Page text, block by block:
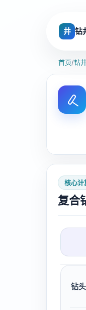
井 钻
首页/钻
核心计
复合
钻